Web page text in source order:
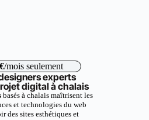
/mois seulement
experts
digital à chalais
basés à chalais maîtrisent les
et technologies du web
des sites esthétiques et